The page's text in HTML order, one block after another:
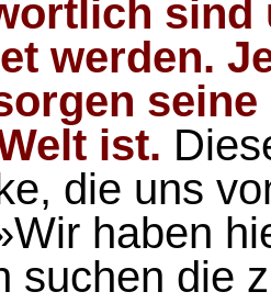
sind
werden.
ist.
die uns
haben
suchen die